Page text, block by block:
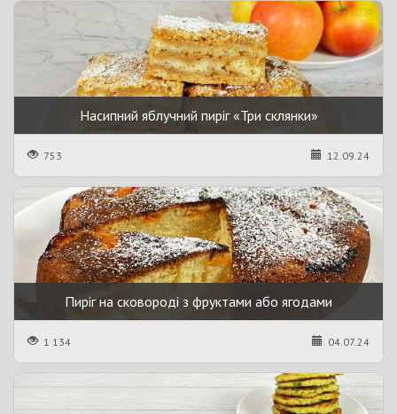
Насипний яблучний пиріг «Три склянки»
753 12.09.24
Пиріг на сковороді з фруктами або ягодами
1 134 04.07.24